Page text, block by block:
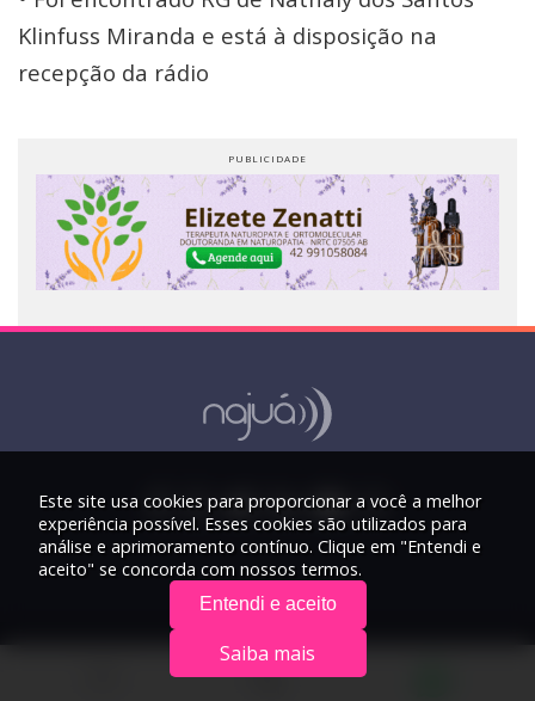
Klinfuss Miranda e está à disposição na
recepção da rádio
© 2026 Rádio Najuá - Todos os direitos reservados.
Este site usa cookies para proporcionar a você a melhor
experiência possível. Esses cookies são utilizados para
análise e aprimoramento contínuo. Clique em "Entendi e
aceito" se concorda com nossos termos.
Entendi e aceito
Saiba mais